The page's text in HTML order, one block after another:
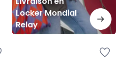
Locker Mondial
Relay